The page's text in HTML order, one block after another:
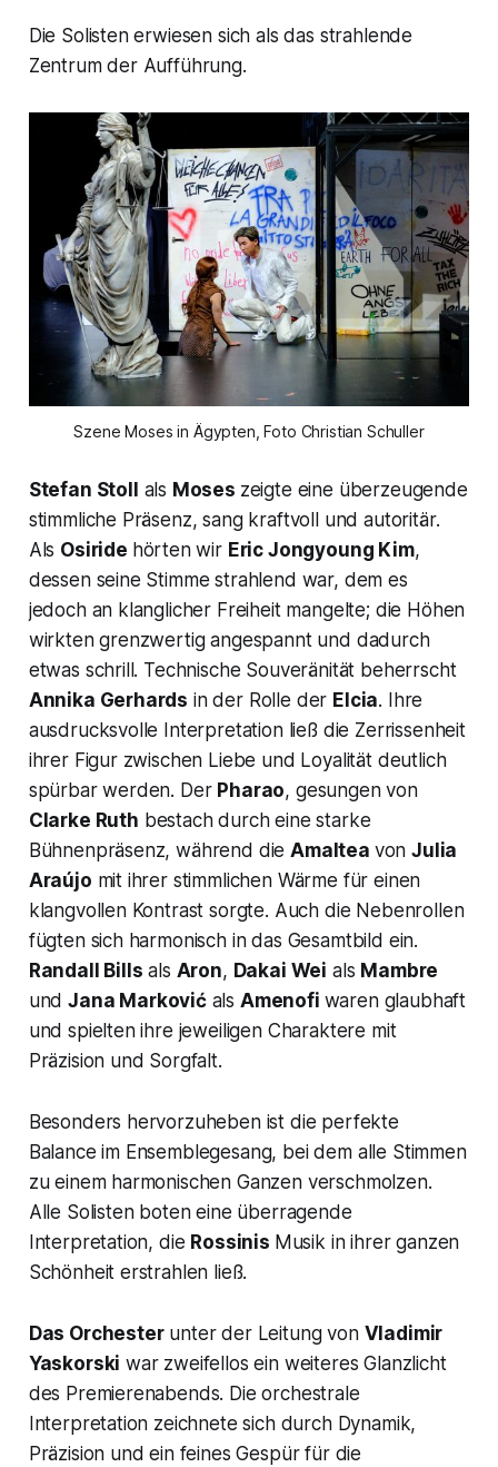
Die Solisten erwiesen sich als das strahlende
Zentrum der Aufführung.
Szene Moses in Ägypten, Foto Christian Schuller
Stefan Stoll als Moses zeigte eine überzeugende
stimmliche Präsenz, sang kraftvoll und autoritär.
Als Osiride hörten wir Eric Jongyoung Kim,
dessen seine Stimme strahlend war, dem es
jedoch an klanglicher Freiheit mangelte; die Höhen
wirkten grenzwertig angespannt und dadurch
etwas schrill. Technische Souveränität beherrscht
Annika Gerhards in der Rolle der Elcia. Ihre
ausdrucksvolle Interpretation ließ die Zerrissenheit
ihrer Figur zwischen Liebe und Loyalität deutlich
spürbar werden. Der Pharao, gesungen von
Clarke Ruth bestach durch eine starke
Bühnenpräsenz, während dieAmaltea vonJulia
Araújo mit ihrer stimmlichen Wärme für einen
klangvollen Kontrast sorgte. Auch die Nebenrollen
fügten sich harmonisch in das Gesamtbild ein.
Randall Bills als Aron, Dakai Wei als Mambre
undJana Markovićals Amenofi waren glaubhaft
und spielten ihre jeweiligen Charaktere mit
Präzision und Sorgfalt.
Besonders hervorzuheben ist die perfekte
Balance im Ensemblegesang, bei dem alle Stimmen
zu einem harmonischen Ganzen verschmolzen.
Alle Solisten boten eine überragende
Interpretation, die Rossinis Musik in ihrer ganzen
Schönheit erstrahlen ließ.
Das Orchesterunter der Leitung von Vladimir
Yaskorski war zweifellos ein weiteres Glanzlicht
des Premierenabends. Die orchestrale
Interpretation zeichnete sich durch Dynamik,
Präzision und ein feines Gespür für die